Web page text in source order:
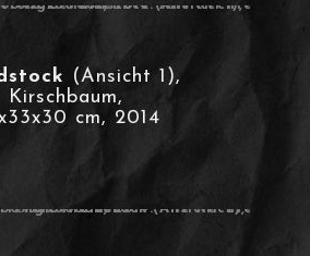
(Ansicht 1),
Kirschbaum,
cm, 2014